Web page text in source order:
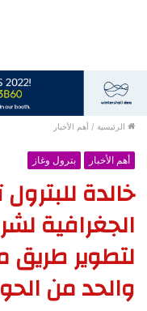
الرئيسية / أهم الأخبار
أهم الأخبار بترول وغاز
خالدة
الجغرافية
لتطوير طريق
والحد من